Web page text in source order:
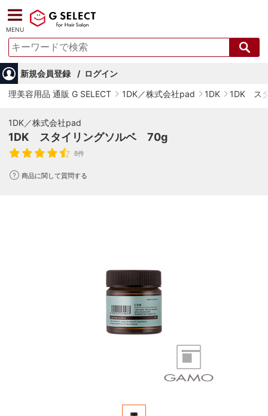
MENU
新規会員登録
ログイン
理美容用品 通販 G SELECT
1DK／株式会社pad 1DK 1DK ス
1DK／株式会社pad
1DK スタイリングソルベ 70g
8件
商品に関して質問する